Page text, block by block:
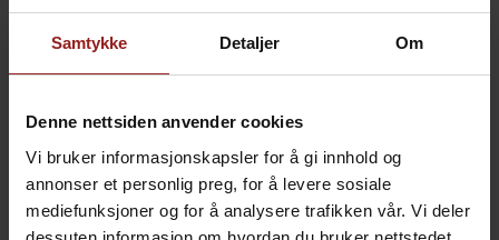
Samtykke Detaljer Om
Denne nettsiden anvender cookies
Vi bruker informasjonskapsler for å gi innhold og
annonser et personlig preg, for å levere sosiale
mediefunksjoner og for å analysere trafikken vår. Vi deler